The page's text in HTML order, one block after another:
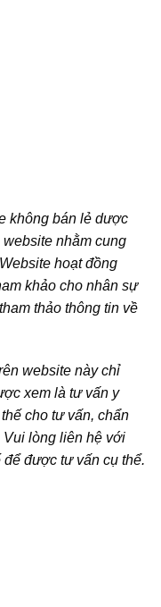
không bán lẻ dược
nhằm cung
hoạt đồng
khảo cho nhân sự
thảo thông tin về
website này chỉ
xem là tư vấn y
cho tư vấn, chẩn
Vui lòng liên hệ với
được tư vấn cụ thể.